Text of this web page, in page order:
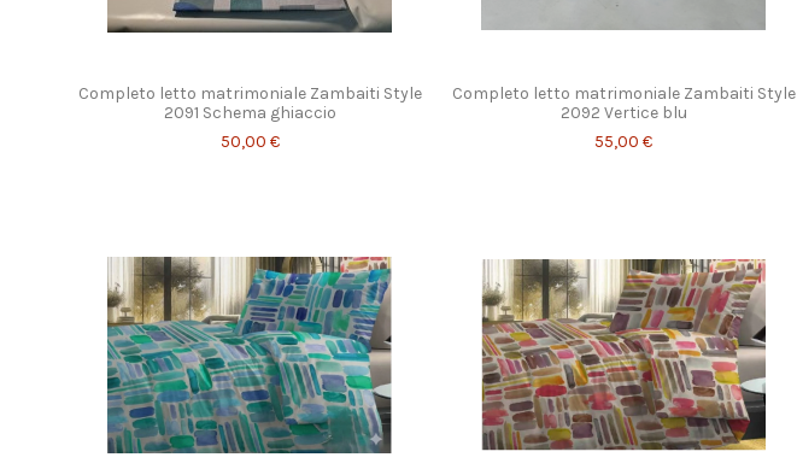
Completo letto matrimoniale Zambaiti Style
2091 Schema ghiaccio
50,00 €
Completo letto matrimoniale Zambaiti Style
2092 Vertice blu
55,00 €